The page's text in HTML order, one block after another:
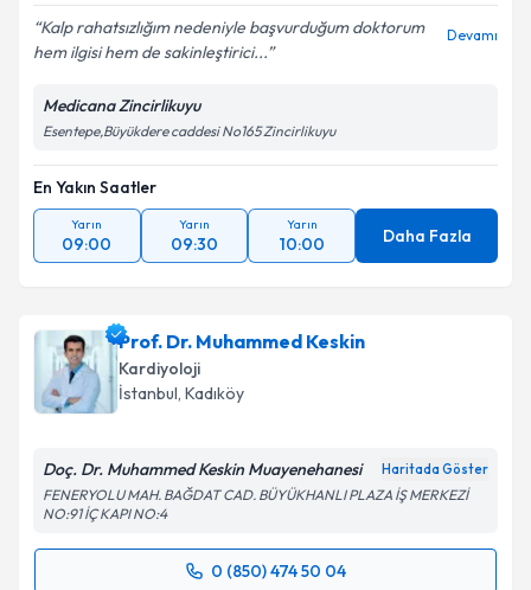
Kalp rahatsızlığım nedeniyle başvurduğum doktorum
hem ilgisi hem de sakinleştirici...
Medicana Zincirlikuyu
Esentepe,Büyükdere caddesi No165 Zincirlikuyu
En Yakın Saatler
Yarın
09:00
Yarın
09:30
Yarın
10:00 Daha Fazla
Prof. Dr. Muhammed Keskin
Kardiyoloji
İstanbul, Kadıköy
Doç. Dr. Muhammed Keskin Muayenehanesi
FENERYOLU MAH. BAĞDAT CAD. BÜYÜKHANLI PLAZA İŞ MERKEZİ
NO:91 İÇ KAPI NO:4
0 (850) 474 50 04